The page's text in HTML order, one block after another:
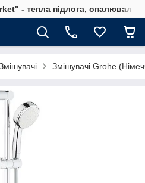
- тепла підлога,
Змішувачі Grohe